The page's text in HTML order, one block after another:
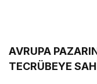
AVRUPA
TECRÜBEYE